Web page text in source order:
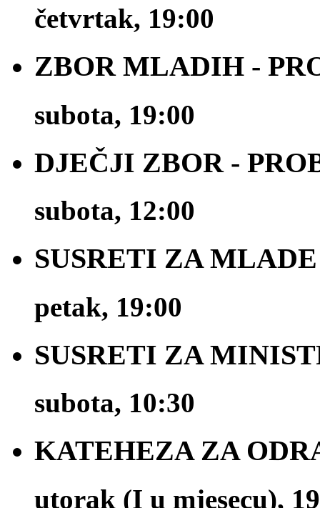
četvrtak, 19:00
ZBOR MLADIH -
subota, 19:00
DJEČJI ZBOR -
subota, 12:00
SUSRETI ZA MLADE
petak, 19:00
SUSRETI ZA
subota, 10:30
KATEHEZA ZA
utorak (I u mjesecu),